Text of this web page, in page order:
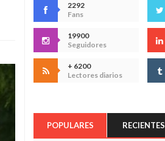
2292
Fans
19900
Seguidores
+ 6200
Lectores diarios
POPULARES RECIENTES